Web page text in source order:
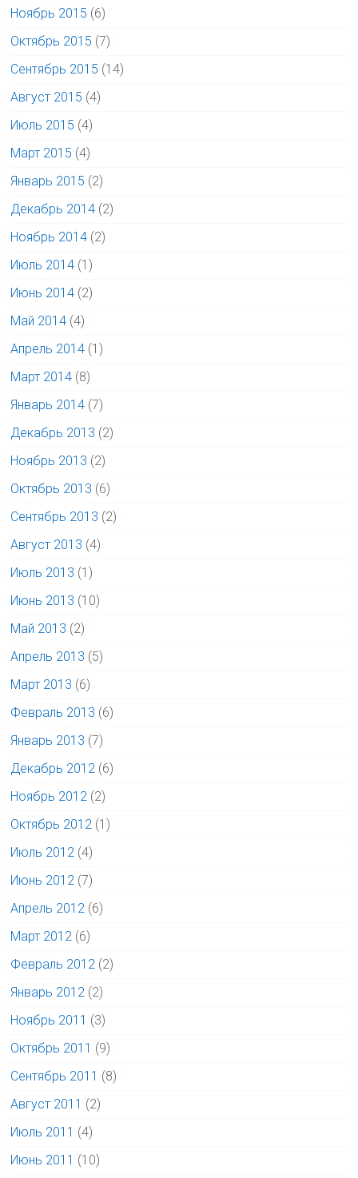
Ноябрь 2015 (6)
Октябрь 2015 (7)
Сентябрь 2015 (14)
Август 2015 (4)
Июль 2015 (4)
Март 2015 (4)
Январь 2015 (2)
Декабрь 2014 (2)
Ноябрь 2014 (2)
Июль 2014 (1)
Июнь 2014 (2)
Май 2014 (4)
Апрель 2014 (1)
Март 2014 (8)
Январь 2014 (7)
Декабрь 2013 (2)
Ноябрь 2013 (2)
Октябрь 2013 (6)
Сентябрь 2013 (2)
Август 2013 (4)
Июль 2013 (1)
Июнь 2013 (10)
Май 2013 (2)
Апрель 2013 (5)
Март 2013 (6)
Февраль 2013 (6)
Январь 2013 (7)
Декабрь 2012 (6)
Ноябрь 2012 (2)
Октябрь 2012 (1)
Июль 2012 (4)
Июнь 2012 (7)
Апрель 2012 (6)
Март 2012 (6)
Февраль 2012 (2)
Январь 2012 (2)
Ноябрь 2011 (3)
Октябрь 2011 (9)
Сентябрь 2011 (8)
Август 2011 (2)
Июль 2011 (4)
Июнь 2011 (10)